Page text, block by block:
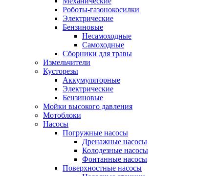
Роботы-газонокосилки
Электрические
Бензиновые
Несамоходные
Самоходные
Сборники для травы
Измельчители
Кусторезы
Аккумуляторные
Электрические
Бензиновые
Мойки высокого давления
Мотоблоки
Насосы
Погружные насосы
Дренажные насосы
Колодезные насосы
Фонтанные насосы
Поверхностные насосы